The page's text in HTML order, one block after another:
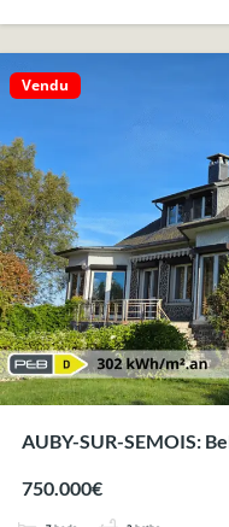
Vendu
AUBY-SUR-SEMOIS:
750.000€